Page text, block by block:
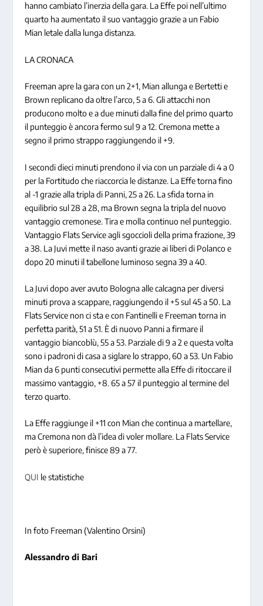
hanno cambiato l’inerzia della gara. La Effe poi nell’ultimo
quarto ha aumentato il suo vantaggio grazie a un Fabio
Mian letale dalla lunga distanza.
LA CRONACA
Freeman apre la gara con un 2+1, Mian allunga e Bertetti e
Brown replicano da oltre l’arco, 5 a 6. Gli attacchi non
producono molto e a due minuti dalla fine del primo quarto
il punteggio è ancora fermo sul 9 a 12. Cremona mette a
segno il primo strappo raggiungendo il +9.
I secondi dieci minuti prendono il via con un parziale di 4 a 0
per la Fortitudo che riaccorcia le distanze. La Effe torna fino
al -1 grazie alla tripla di Panni, 25 a 26. La sfida torna in
equilibrio sul 28 a 28, ma Brown segna la tripla del nuovo
vantaggio cremonese. Tira e molla continuo nel punteggio.
Vantaggio Flats Service agli sgoccioli della prima frazione, 39
a 38. La Juvi mette il naso avanti grazie ai liberi di Polanco e
dopo 20 minuti il tabellone luminoso segna 39 a 40.
La Juvi dopo aver avuto Bologna alle calcagna per diversi
minuti prova a scappare, raggiungendo il +5 sul 45 a 50. La
Flats Service non ci sta e con Fantinelli e Freeman torna in
perfetta parità, 51 a 51. È di nuovo Panni a firmare il
vantaggio biancoblù, 55 a 53. Parziale di 9 a 2 e questa volta
sono i padroni di casa a siglare lo strappo, 60 a 53. Un Fabio
Mian da 6 punti consecutivi permette alla Effe di ritoccare il
massimo vantaggio, +8. 65 a 57 il punteggio al termine del
terzo quarto.
La Effe raggiunge il +11 con Mian che continua a martellare,
ma Cremona non dà l’idea di voler mollare. La Flats Service
però è superiore, finisce 89 a 77.
QUI le statistiche
In foto Freeman (Valentino Orsini)
Alessandro di Bari